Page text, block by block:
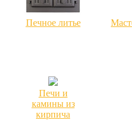
Печное литье
Печи и
камины из
кирпича